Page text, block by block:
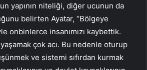
yapının niteliği, diğer ucunun da
belirten Ayatar, “Bölgeye
onbinlerce insanımızı kaybettik.
çok acı. Bu nedenle oturup
ve sistemi sıfırdan kurmak